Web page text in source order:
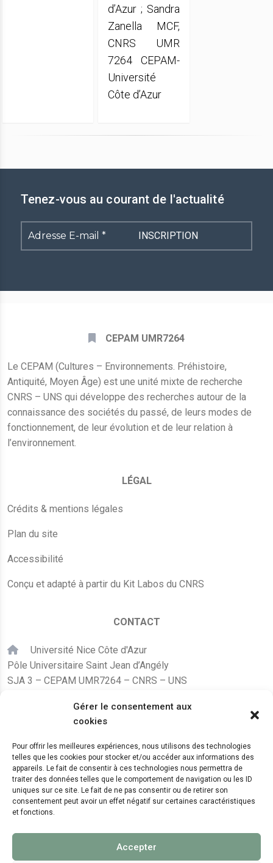
Gérer le consentement aux
cookies
Pour offrir les meilleures expériences, nous utilisons des technologies
telles que les cookies pour stocker et/ou accéder aux informations des
appareils. Le fait de consentir à ces technologies nous permettra de
traiter des données telles que le comportement de navigation ou les ID
uniques sur ce site. Le fait de ne pas consentir ou de retirer son
consentement peut avoir un effet négatif sur certaines caractéristiques
et fonctions.
Accepter
d’Azur ; Sandra
Zanella MCF,
CNRS UMR
7264 CEPAM-
Université
Côte d’Azur
Tenez-vous au courant de l'actualité
Adresse
E-
CEPAM UMR7264
Le CEPAM (Cultures – Environnements. Préhistoire,
Antiquité, Moyen Âge) est une unité mixte de recherche
CNRS – UNS qui développe des recherches autour de la
connaissance des sociétés du passé, de leurs modes de
fonctionnement, de leur évolution et de leur relation à
l’environnement.
LÉGAL
Crédits & mentions légales
Plan du site
Accessibilité
Conçu et adapté à partir du Kit Labos du CNRS
CONTACT
Université Nice Côte d'Azur
Pôle Universitaire Saint Jean d’Angély
SJA 3 – CEPAM UMR7264 – CNRS – UNS
+33 (0)4 89 15 24 08
LE CEPAM EST HÉBERGÉ PAR